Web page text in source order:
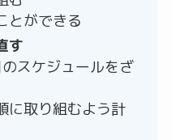
とができる
す
スケジュールをざ
に取り組むよう計